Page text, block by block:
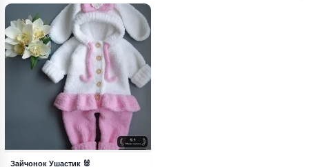
Зайчонок Ушастик 🐰